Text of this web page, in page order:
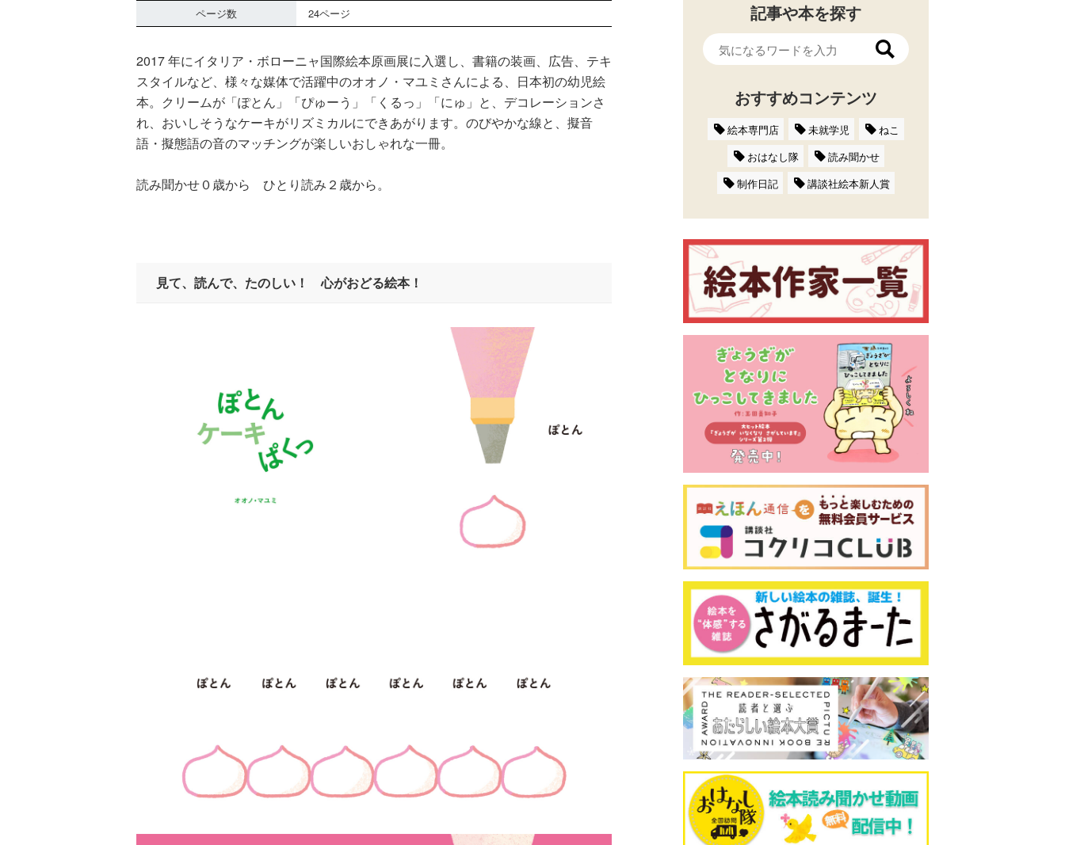
ページ数
24ページ
2017 年にイタリア・ボローニャ国際絵本原画展に入選し、書籍の装画、広告、テキ
スタイルなど、様々な媒体で活躍中のオオノ・マユミさんによる、日本初の幼児絵
本。クリームが「ぽとん」「ぴゅーう」「くるっ」「にゅ」と、デコレーションさ
れ、おいしそうなケーキがリズミカルにできあがります。のびやかな線と、擬音
語・擬態語の音のマッチングが楽しいおしゃれな一冊。
読み聞かせ０歳から ひとり読み２歳から。
見て、読んで、たのしい！ 心がおどる絵本！
記事や本を探す
おすすめコンテンツ
絵本専門店 未就学児
ねこ
おはなし隊
読み聞かせ
制作日記
講談社絵本新人賞